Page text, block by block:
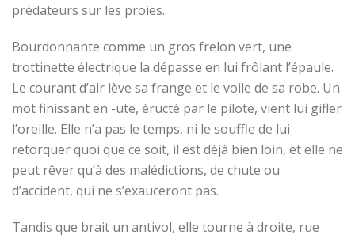
prédateurs sur les proies.
Bourdonnante comme un gros frelon vert, une
trottinette électrique la dépasse en lui frôlant l’épaule.
Le courant d’air lève sa frange et le voile de sa robe. Un
mot finissant en -ute, éructé par le pilote, vient lui gifler
l’oreille. Elle n’a pas le temps, ni le souffle de lui
retorquer quoi que ce soit, il est déjà bien loin, et elle ne
peut rêver qu’à des malédictions, de chute ou
d’accident, qui ne s’exauceront pas.
Tandis que brait un antivol, elle tourne à droite, rue